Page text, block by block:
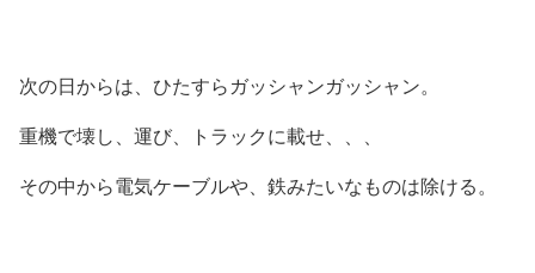
次の日からは、ひたすらガッシャンガッシャン。
重機で壊し、運び、トラックに載せ、、、
その中から電気ケーブルや、鉄みたいなものは除ける。